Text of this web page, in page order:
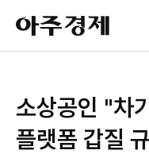
아
주
경
소상공인 "차
플랫폼 갑질